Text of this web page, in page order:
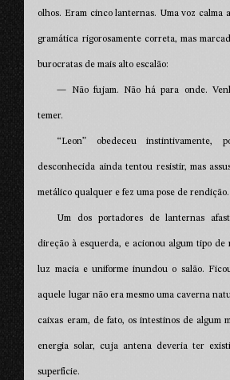
olhos. Eram cinco lanternas. Uma voz calma
gramática rigorosamente correta, mas
burocratas de mais alto escalão:
— Não fujam. Não há para onde.
temer.
“Leon” obedeceu instintivamente,
desconhecida ainda tentou resistir, mas
metálico qualquer e fez uma pose de rendição.
Um dos portadores de lanternas
direção à esquerda, e acionou algum tipo de
luz macia e uniforme inundou o salão.
aquele lugar não era mesmo uma caverna
caixas eram, de fato, os intestinos de algum
energia solar, cuja antena deveria ter
superfície.